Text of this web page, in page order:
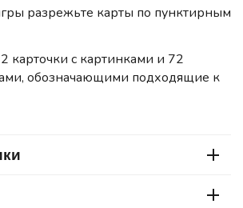
разрежьте карты по пунктирным
карточки с картинками и 72
обозначающими подходящие к